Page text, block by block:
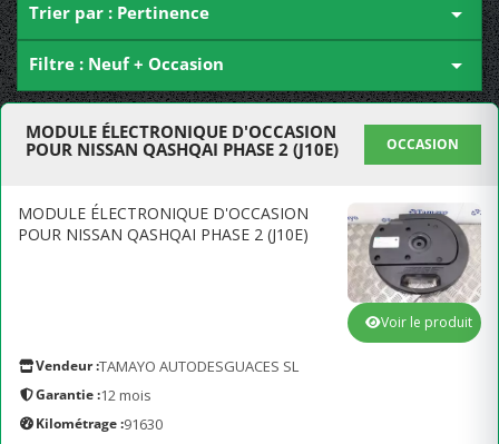
Trier par : Pertinence 
Filtre : Neuf + Occasion 
MODULE ÉLECTRONIQUE D'OCCASION
POUR NISSAN QASHQAI PHASE 2 (J10E)
OCCASION
MODULE ÉLECTRONIQUE D'OCCASION
POUR NISSAN QASHQAI PHASE 2 (J10E)
Vendeur :TAMAYO AUTODESGUACES SL
Garantie :12 mois
Kilométrage :91630
Voir le produit